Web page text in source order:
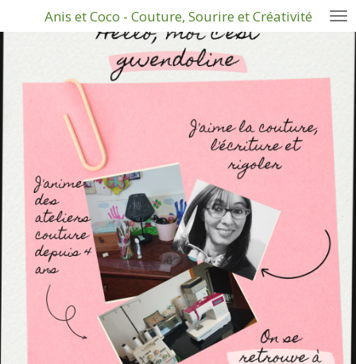
PasserAnis et Coco - Couture, Sourire et Créativité